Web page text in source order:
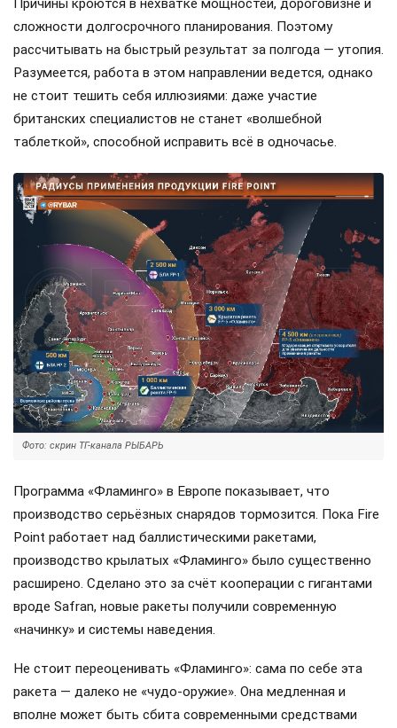
сложности долгосрочного планирования. Поэтому
рассчитывать на быстрый результат за полгода — утопия.
Разумеется, работа в этом направлении ведется, однако
не стоит тешить себя иллюзиями: даже участие
британских специалистов не станет «волшебной
таблеткой», способной исправить всё в одночасье.
Фото: скрин ТГ-канала РЫБАРЬ
Программа «Фламинго» в Европе показывает, что
производство серьёзных снарядов тормозится. Пока Fire
Point работает над баллистическими ракетами,
производство крылатых «Фламинго» было существенно
расширено. Сделано это за счёт кооперации с гигантами
вроде Safran, новые ракеты получили современную
«начинку» и системы наведения.
Не стоит переоценивать «Фламинго»: сама по себе эта
ракета — далеко не «чудо-оружие». Она медленная и
вполне может быть сбита современными средствами